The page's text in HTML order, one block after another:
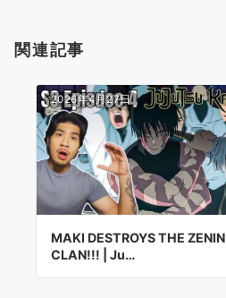
関連記事
2026年4月27日
MAKI DESTROYS THE ZENIN
CLAN!!! | Ju…